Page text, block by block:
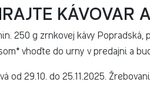
KÁVOVAR
250 g zrnkovej kávy
vhoďte do urny v predajni a
od 29.10. do 25.11.2025.